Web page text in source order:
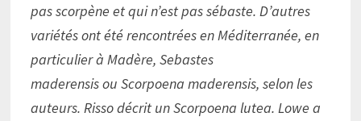
pas scorpène et qui n’est pas sébaste. D’autres
variétés ont été rencontrées en Méditerranée, en
particulier à Madère, Sebastes
maderensis ou Scorpoena maderensis, selon les
auteurs. Risso décrit un Scorpoena lutea. Lowe a